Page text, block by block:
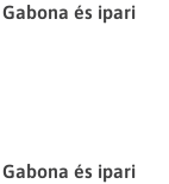
és ipari
és ipari